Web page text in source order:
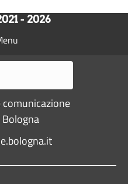
p
a
n
- 2026